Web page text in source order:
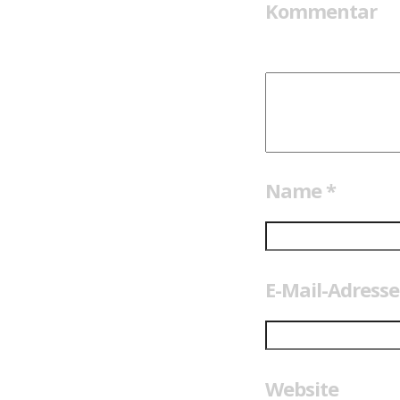
Kommentar
Name *
E-Mail-
Website